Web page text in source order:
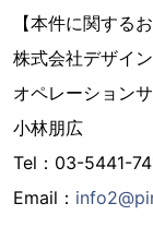
【本件に関する
株式会社デザイ
オペレーション
小林朋広
Tel：03-5441-
Email：